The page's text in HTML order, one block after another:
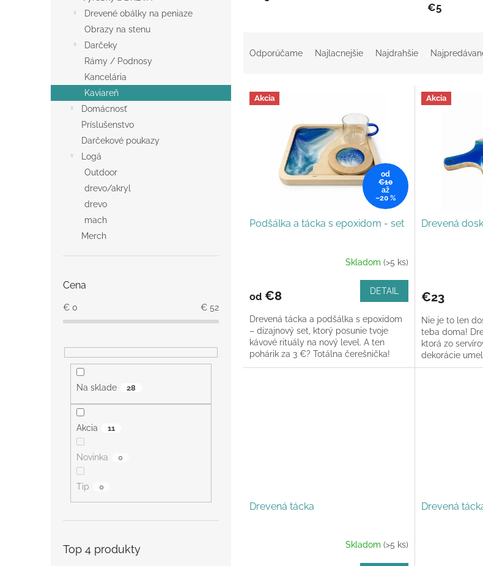
Drevené obálky na peniaze
Obrazy na stenu
Darčeky
Rámy / Podnosy
Kancelária
Kaviareň
Domácnosť
Príslušenstvo
Darčekové poukazy
Logá
Outdoor
drevo/akryl
drevo
mach
Merch
Cena
€ 0 € 52
Na sklade 28
Akcia 11
Novinka 0
Tip 0
Top 4 produkty
€5
n
Odporúčame Najlacnejšie Najdrahšie
V Akcia
od
€10
až
–20 %
Podšálka a tácka s epoxidom - set
je
z
5
hviezdičiek.
Skladom (>5 ks)
od €8 DETAIL
Drevená tácka a podšálka s epoxidom
– dizajnový set, ktorý posunie tvoje
kávové rituály na nový level. A ten
pohárik za 3 €? Totálna čerešnička!
Akcia
Drevená
€23
Nie je to len
teba doma!
ktorá zo
dekorácie
Drevená tácka
Skladom (>5 ks)
Drevená